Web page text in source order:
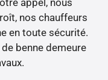
nos chauffeurs
en toute sécurité.
benne demeure